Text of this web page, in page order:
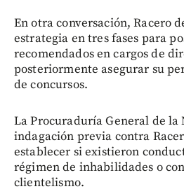
En otra conversación, Racero
estrategia en tres fases para
recomendados en cargos de
posteriormente asegurar su
de concursos.
La Procuraduría General de la
indagación previa contra
establecer si existieron
régimen de inhabilidades o
clientelismo.